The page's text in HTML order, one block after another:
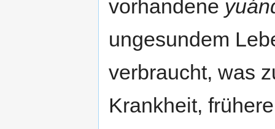
vorhandene
ungesundem
verbraucht, was
Krankheit,